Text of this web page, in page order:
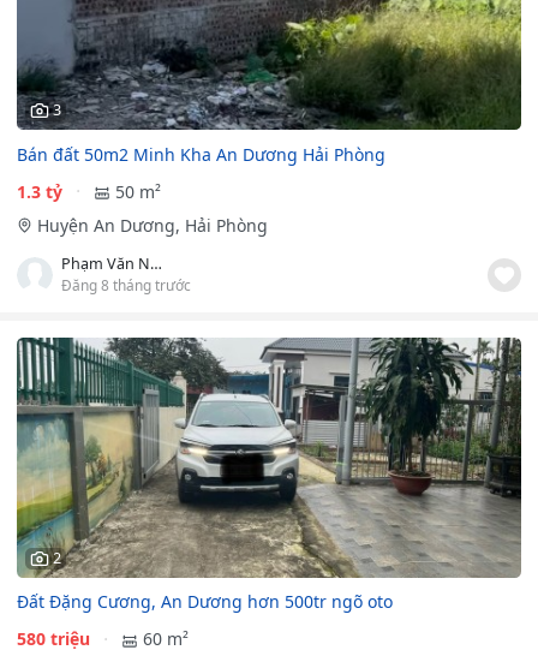
3
Bán đất 50m2 Minh Kha An Dương Hải Phòng
1.3 tỷ
50 m²
Huyện An Dương, Hải Phòng
Phạm Văn Nam
Đăng 8 tháng trước
2
Đất Đặng Cương, An Dương hơn 500tr ngõ oto
580 triệu
60 m²